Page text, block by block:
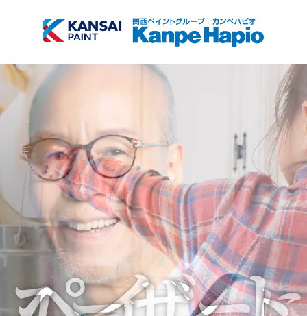
TOP
会社情報
サブメニュー開
閉
採用情報
サブメニュー開
閉
お知らせ
塗装方法